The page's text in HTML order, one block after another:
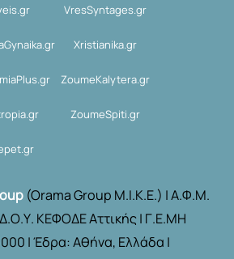
VresSyntages.gr
Xristianika.gr
ZoumeKalytera.gr
ZoumeSpiti.gr
(Orama Group Μ.Ι.Κ.Ε.) | Α.Φ.Μ.
ΚΕΦΟΔΕ Αττικής | Γ.Ε.ΜΗ
| Έδρα: Αθήνα, Ελλάδα |